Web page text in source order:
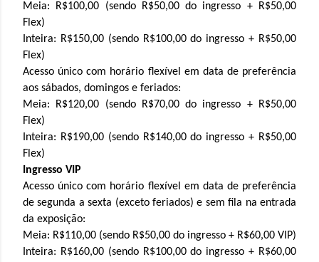
Meia: R$100,00 (sendo R$50,00 do ingresso + R$50,00
Flex)
Inteira: R$150,00 (sendo R$100,00 do ingresso + R$50,00
Flex)
Acesso único com horário flexível em data de preferência
aos sábados, domingos e feriados:
Meia: R$120,00 (sendo R$70,00 do ingresso + R$50,00
Flex)
Inteira: R$190,00 (sendo R$140,00 do ingresso + R$50,00
Flex)
Ingresso VIP
Acesso único com horário flexível em data de preferência
de segunda a sexta (exceto feriados) e sem fila na entrada
da exposição:
Meia: R$110,00 (sendo R$50,00 do ingresso + R$60,00 VIP)
Inteira: R$160,00 (sendo R$100,00 do ingresso + R$60,00